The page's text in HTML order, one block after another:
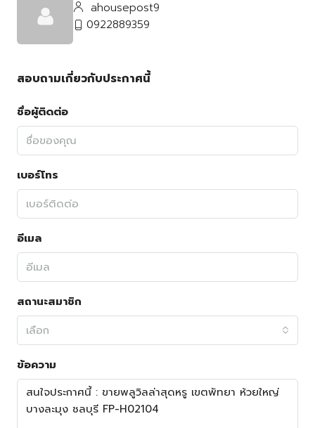
ahousepost9
0922889359
สอบถามเกี่ยวกับประกาศนี้
ชื่อผู้ติดต่อ
เบอร์โทร
อีเมล
สถานะสมาชิก
เลือก
ข้อความ